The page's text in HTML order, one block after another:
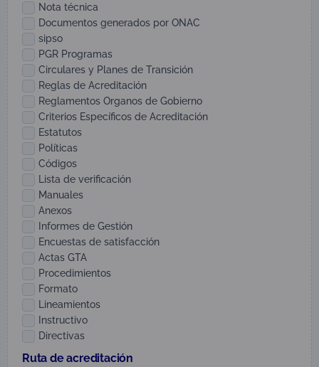
Nota técnica
Documentos generados por ONAC
sipso
PGR Programas
Circulares y Planes de Transición
Reglas de Acreditación
Reglamentos Organos de Gobierno
Criterios Específicos de Acreditación
Estatutos
Políticas
Códigos
Lista de verificación
Manuales
Anexos
Informes de Gestión
Encuestas de satisfacción
Actas GTA
Procedimientos
Formato
Lineamientos
Instructivo
Directivas
Ruta de acreditación